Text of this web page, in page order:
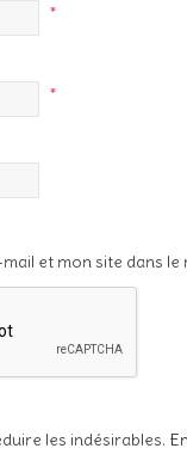
*
*
et mon site dans
les indésirables.